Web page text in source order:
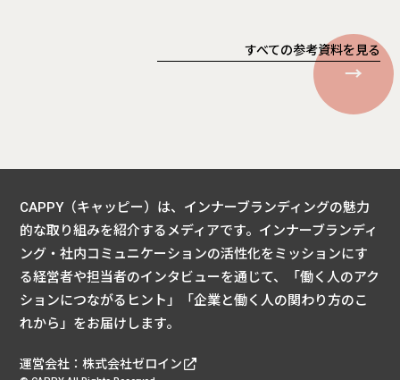
すべての参考資料を見る
CAPPY（キャッピー）は、インナーブランディングの魅力
的な取り組みを紹介するメディアです。 インナーブランディ
ング・社内コミュニケーションの活性化をミッションにす
る経営者や担当者のインタビューを通じて、
「働く人のアク
ションにつながるヒント」「企業と働く人の関わり方のこ
れから」をお届けします。
運営会社：株式会社ゼロイン